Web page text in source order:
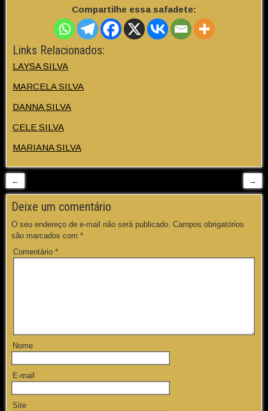
Compartilhe essa safadete:
Links Relacionados:
LAYSA SILVA
MARCELA SILVA
DANNA SILVA
CELE SILVA
MARIANA SILVA
← →
Deixe um comentário
O seu endereço de e-mail não será publicado. Campos obrigatórios
são marcados com *
Comentário *
Nome
E-mail
Site